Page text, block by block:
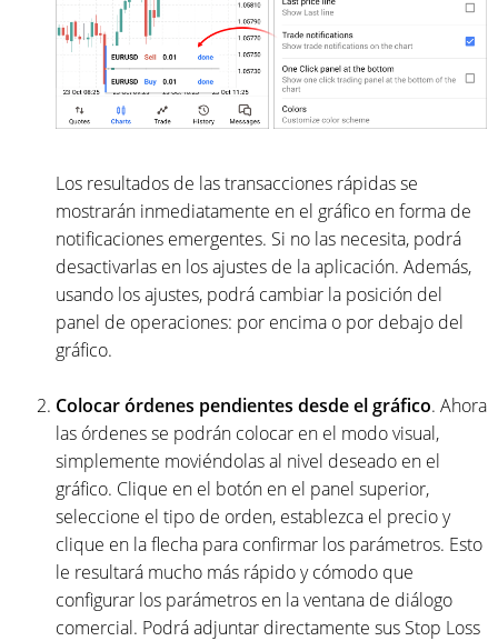
Los resultados de las transacciones rápidas se
mostrarán inmediatamente en el gráfico en forma de
notificaciones emergentes. Si no las necesita, podrá
desactivarlas en los ajustes de la aplicación. Además,
usando los ajustes, podrá cambiar la posición del
panel de operaciones: por encima o por debajo del
gráfico.
Colocar órdenes pendientes desde el gráfico. Ahora
las órdenes se podrán colocar en el modo visual,
simplemente moviéndolas al nivel deseado en el
gráfico. Clique en el botón en el panel superior,
seleccione el tipo de orden, establezca el precio y
clique en la flecha para confirmar los parámetros. Esto
le resultará mucho más rápido y cómodo que
configurar los parámetros en la ventana de diálogo
comercial. Podrá adjuntar directamente sus Stop Loss